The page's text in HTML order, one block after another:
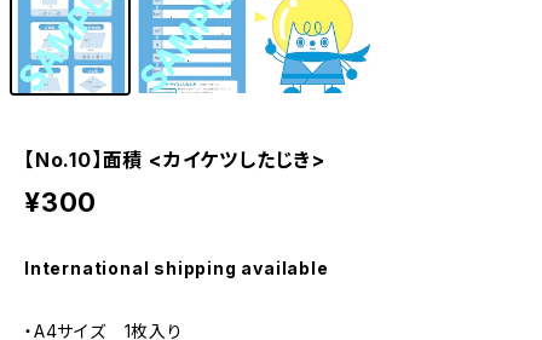
【No.10】面積 <カイケツしたじき>
¥300
International shipping available
・A4サイズ 1枚入り